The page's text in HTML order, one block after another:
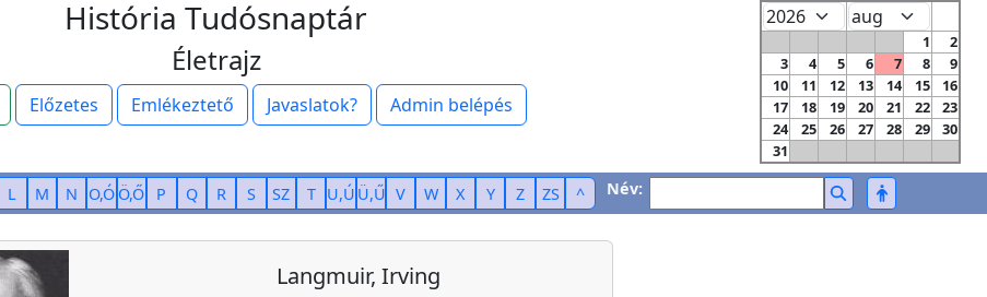
História Tudósnaptár
Életrajz
Előzetes Emlékeztető Javaslatok? Admin belépés
1
2
3
4 5 6 7 8
9
10
11 12 13 14 15
16
17
18 19 20 21 22
23
24
25 26 27 28 29
30
31
L M N O,Ó Ö,Ő P Q R S SZ T U,Ú Ü,Ű V W X Y Z ZS ^ Név:
Langmuir, Irving